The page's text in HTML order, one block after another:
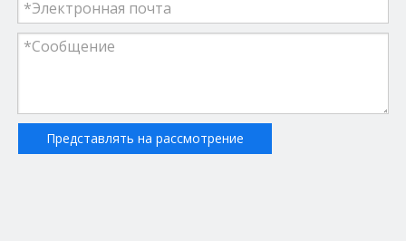
Представлять на рассмотрение